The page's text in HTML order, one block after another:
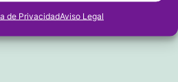
de PrivacidadAviso Legal